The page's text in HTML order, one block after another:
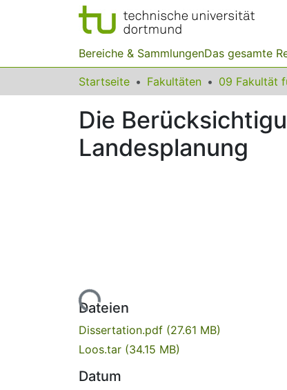
Bereiche & SammlungenDas gesamte
Startseite Fakultäten
Die
Landesplanung
Lade...
Dateien
Dissertation.pdf (27.61 MB)
Loos.tar (34.15 MB)
Datum